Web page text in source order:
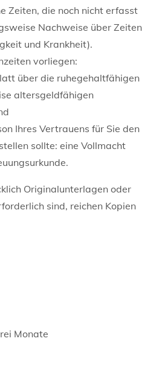
Zeiten, die noch nicht erfasst
Nachweise über Zeiten
und Krankheit).
vorliegen:
über die ruhegehaltfähigen
altersgeldfähigen
Ihres Vertrauens für Sie den
sollte: eine Vollmacht
Originalunterlagen oder
sind, reichen Kopien
Monate